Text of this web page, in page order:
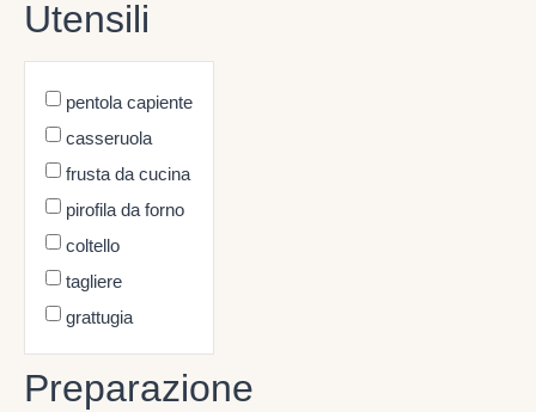
Utensili
pentola capiente
casseruola
frusta da cucina
pirofila da forno
coltello
tagliere
grattugia
Preparazione